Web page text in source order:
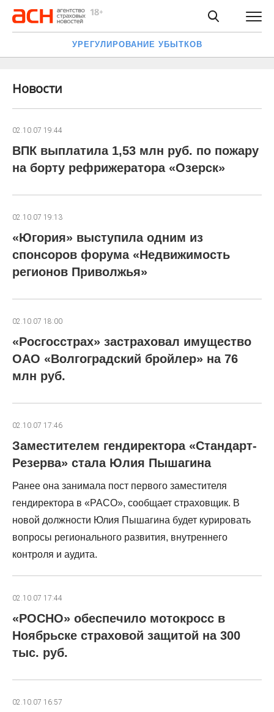
УРЕГУЛИРОВАНИЕ УБЫТКОВ
Новости
02.10.07 19:44
ВПК выплатила 1,53 млн руб. по пожару
на борту рефрижератора «Озерск»
02.10.07 19:13
«Югория» выступила одним из
спонсоров форума «Недвижимость
регионов Приволжья»
02.10.07 18:00
«Росгосстрах» застраховал имущество
ОАО «Волгоградский бройлер» на 76
млн руб.
02.10.07 17:46
Заместителем гендиректора «Стандарт-
Резерва» стала Юлия Пышагина
Ранее она занимала пост первого заместителя
гендиректора в «РАСО», сообщает страховщик. В
новой должности Юлия Пышагина будет курировать
вопросы регионального развития, внутреннего
контроля и аудита.
02.10.07 17:44
«РОСНО» обеспечило мотокросс в
Ноябрьске страховой защитой на 300
тыс. руб.
02.10.07 16:57